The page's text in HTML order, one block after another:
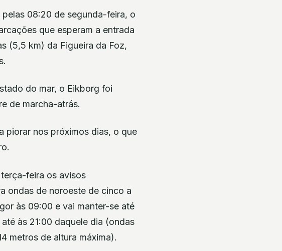
08:20 de segunda-feira, o
que esperam a entrada
(5,5 km) da Figueira da Foz,
do mar, o Eikborg foi
de marcha-atrás.
piorar nos próximos dias, o que
feira os avisos
ondas de noroeste de cinco a
às 09:00 e vai manter-se até
às 21:00 daquele dia (ondas
metros de altura máxima).